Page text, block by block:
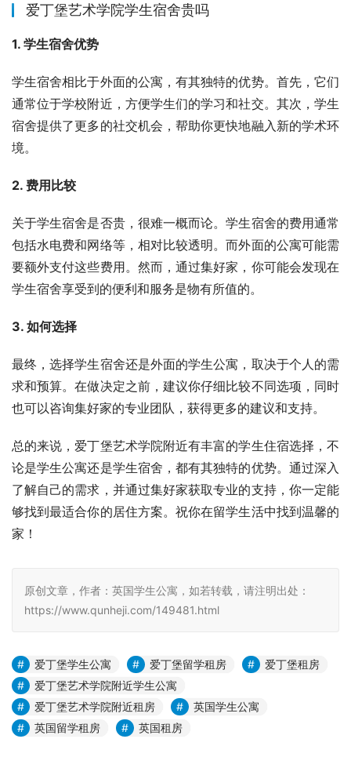
爱丁堡艺术学院学生宿舍贵吗
1. 学生宿舍优势
学生宿舍相比于外面的公寓，有其独特的优势。首先，它们
通常位于学校附近，方便学生们的学习和社交。其次，学生
宿舍提供了更多的社交机会，帮助你更快地融入新的学术环
境。
2. 费用比较
关于学生宿舍是否贵，很难一概而论。学生宿舍的费用通常
包括水电费和网络等，相对比较透明。而外面的公寓可能需
要额外支付这些费用。然而，通过集好家，你可能会发现在
学生宿舍享受到的便利和服务是物有所值的。
3. 如何选择
最终，选择学生宿舍还是外面的学生公寓，取决于个人的需
求和预算。在做决定之前，建议你仔细比较不同选项，同时
也可以咨询集好家的专业团队，获得更多的建议和支持。
总的来说，爱丁堡艺术学院附近有丰富的学生住宿选择，不
论是学生公寓还是学生宿舍，都有其独特的优势。通过深入
了解自己的需求，并通过集好家获取专业的支持，你一定能
够找到最适合你的居住方案。祝你在留学生活中找到温馨的
家！
原创文章，作者：英国学生公寓，如若转载，请注明出处：
https://www.qunheji.com/149481.html
爱丁堡学生公寓 爱丁堡留学租房
爱丁堡租房
爱丁堡艺术学院附近学生公寓
爱丁堡艺术学院附近租房
英国学生公寓
英国留学租房
英国租房